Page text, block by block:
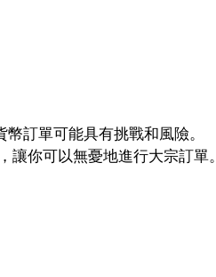
訂單可能具有挑戰和風險。
你可以無憂地進行大宗訂單。